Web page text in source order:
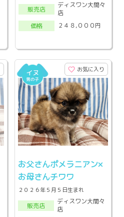
販売店
ディスワン大間々
店
価格
２４８,０００円
お気に入り
お父さんポメラニアン×
お母さんチワワ
２０２６年５月５日生まれ
販売店
ディスワン大間々
店